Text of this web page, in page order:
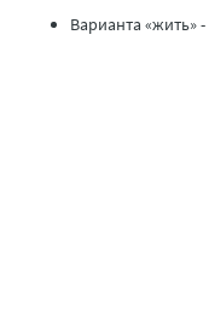
Варианта «жить»